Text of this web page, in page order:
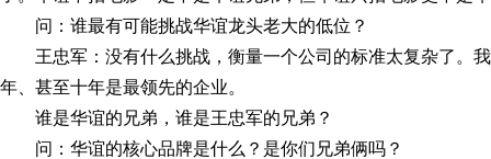
问：谁最有可能挑战华谊龙头老大的低位？
王忠军：没有什么挑战，衡量一个公司的标准太复杂了。
年、甚至十年是最领先的企业。
谁是华谊的兄弟，谁是王忠军的兄弟？
问：华谊的核心品牌是什么？是你们兄弟俩吗？